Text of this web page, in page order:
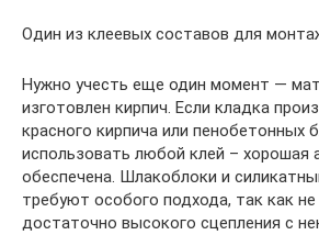
Один из клеевых составов для
Нужно учесть еще один момент —
изготовлен кирпич. Если кладка
красного кирпича или пенобетонных
использовать любой клей – хорошая
обеспечена. Шлакоблоки и
требуют особого подхода, так как
достаточно высокого сцепления с